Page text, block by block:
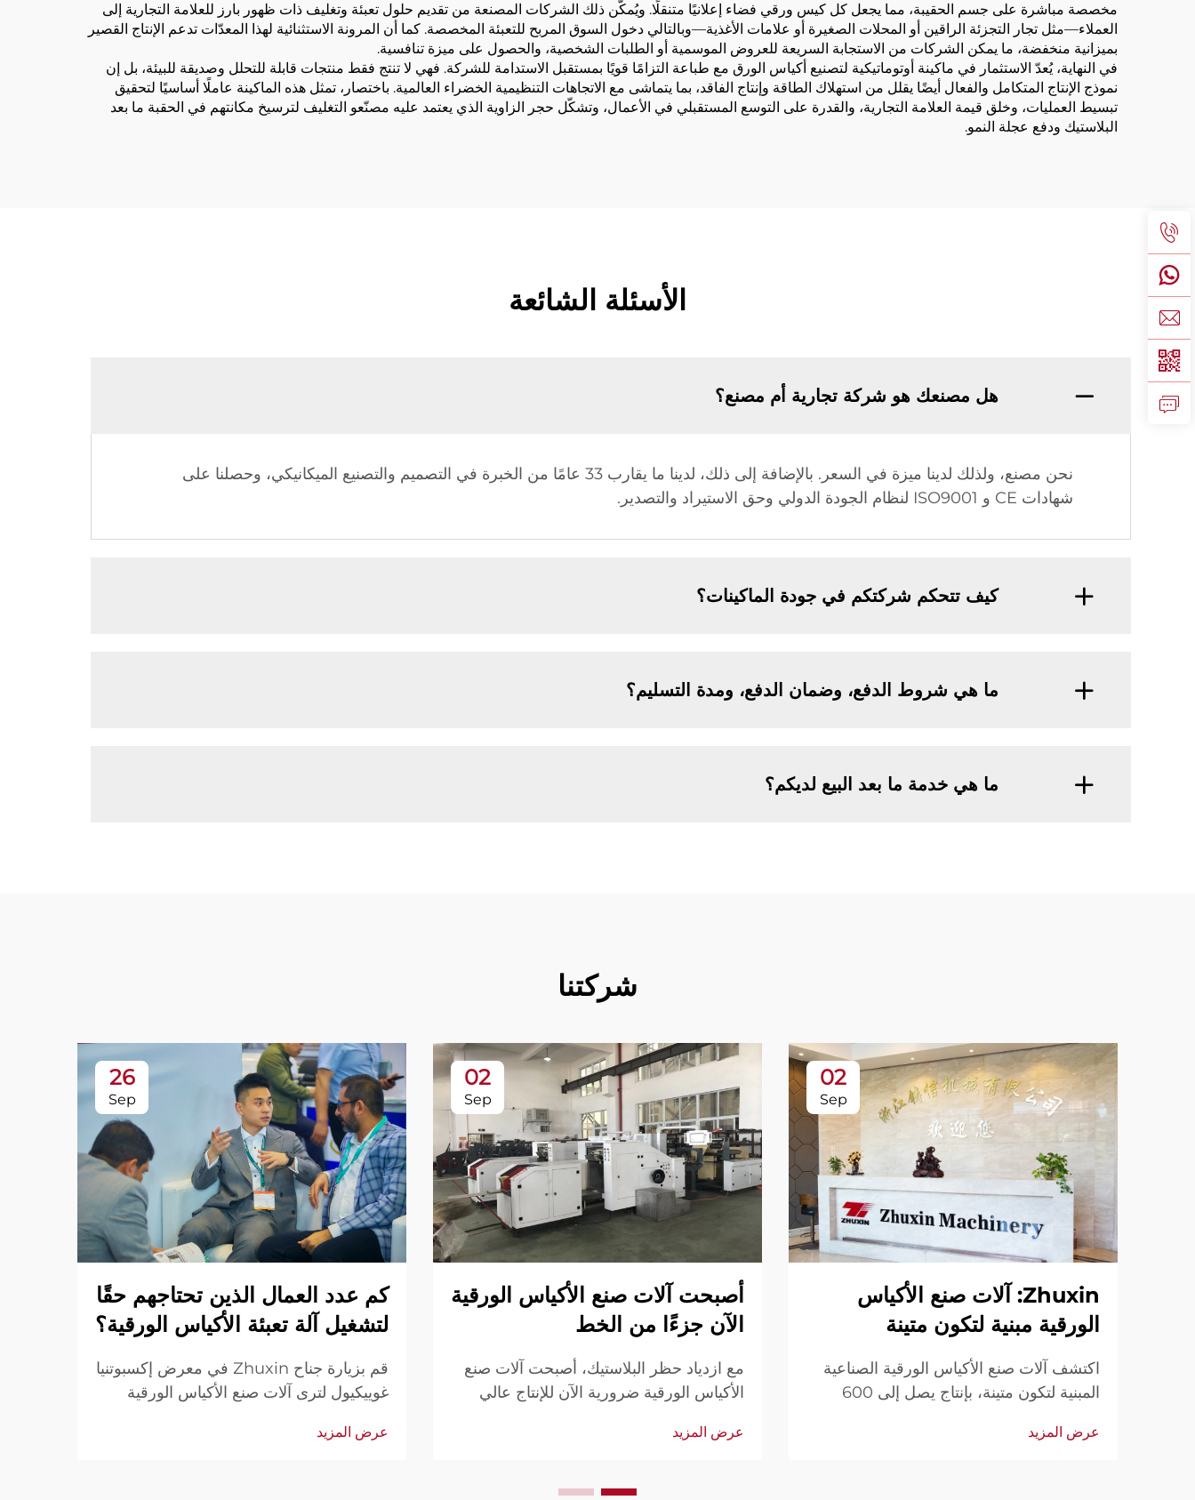
مخصصة مباشرة على جسم الحقيبة، مما يجعل كل كيس ورقي فضاء إعلانيًا متنقلًا. ويُمكّن ذلك الشركات المصنعة من تقديم حلول تعبئة وتغليف ذات ظهور بارز للعلامة التجارية إلى
العملاء—مثل تجار التجزئة الراقين أو المحلات الصغيرة أو علامات الأغذية—وبالتالي دخول السوق المربح للتعبئة المخصصة. كما أن المرونة الاستثنائية لهذا المعدّات تدعم الإنتاج القصير
بميزانية منخفضة، ما يمكن الشركات من الاستجابة السريعة للعروض الموسمية أو الطلبات الشخصية، والحصول على ميزة تنافسية.
في النهاية، يُعدّ الاستثمار في ماكينة أوتوماتيكية لتصنيع أكياس الورق مع طباعة التزامًا قويًا بمستقبل الاستدامة للشركة. فهي لا تنتج فقط منتجات قابلة للتحلل وصديقة للبيئة، بل إن
نموذج الإنتاج المتكامل والفعال أيضًا يقلل من استهلاك الطاقة وإنتاج الفاقد، بما يتماشى مع الاتجاهات التنظيمية الخضراء العالمية. باختصار، تمثل هذه الماكينة عاملًا أساسيًا لتحقيق
تبسيط العمليات، وخلق قيمة العلامة التجارية، والقدرة على التوسع المستقبلي في الأعمال، وتشكّل حجر الزاوية الذي يعتمد عليه مصنّعو التغليف لترسيخ مكانتهم في الحقبة ما بعد
البلاستيك ودفع عجلة النمو.
الأسئلة الشائعة
هل مصنعك هو شركة تجارية أم مصنع؟
نحن مصنع، ولذلك لدينا ميزة في السعر. بالإضافة إلى ذلك، لدينا ما يقارب 33 عامًا من الخبرة في التصميم والتصنيع الميكانيكي، وحصلنا على
شهادات CE و ISO9001 لنظام الجودة الدولي وحق الاستيراد والتصدير.
كيف تتحكم شركتكم في جودة الماكينات؟
ما هي شروط الدفع، وضمان الدفع، ومدة التسليم؟
ما هي خدمة ما بعد البيع لديكم؟
شركتنا
02
Sep
Zhuxin: آلات صنع الأكياس
الورقية مبنية لتكون متينة
اكتشف آلات صنع الأكياس الورقية الصناعية
المبنية لتكون متينة، بإنتاج يصل إلى 600
وسهولة الاستخدام والصيانة المحدودة. احصل
عرض المزيد
02
Sep
أصبحت آلات صنع الأكياس الورقية
الآن جزءًا من الخط
مع ازدياد حظر البلاستيك، أصبحت آلات صنع
الأكياس الورقية ضرورية الآن للإنتاج عالي
الأوتوماتيكية اختيارية. قم بتحديث خط إنتاجك
عرض المزيد
26
Sep
كم عدد العمال الذين تحتاجهم حقًا
لتشغيل آلة تعبئة الأكياس الورقية؟
قم بزيارة جناح Zhuxin في معرض إكسبوتنيا
غوييكيول لترى آلات صنع الأكياس الورقية
وفعال من قبل مشغل واحد. شاهد العروض
عرض المزيد